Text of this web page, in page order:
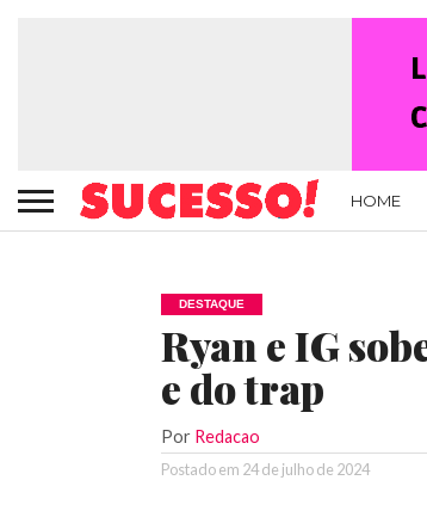
HOME
DESTAQUE
Ryan e IG
e do trap
Por Redacao
Postado em 24 de julho de 2024